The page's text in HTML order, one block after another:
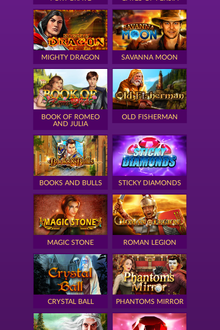
MIGHTY DRAGON SAVANNA MOON
BOOK OF ROMEO
AND JULIA
OLD FISHERMAN
BOOKS AND BULLS STICKY DIAMONDS
MAGIC STONE ROMAN LEGION
CRYSTAL BALL PHANTOMS MIRROR